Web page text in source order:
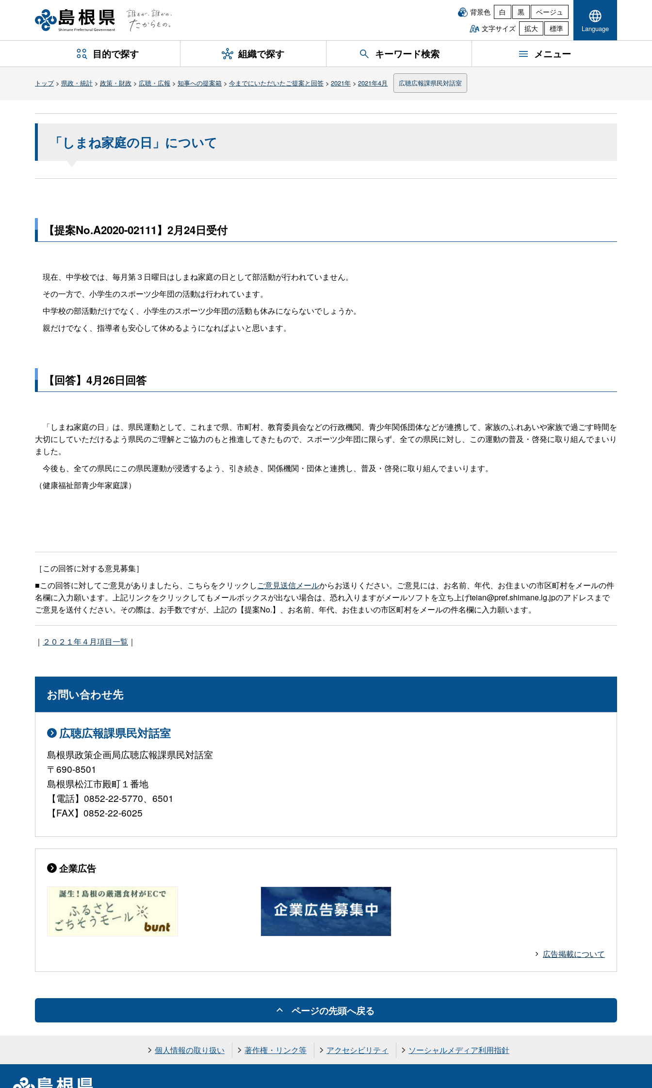
背景色 白 黒
ベージュ
文字サイズ
拡大 標準 Language
目的で探す 組織で探す キーワード検索 メニュー
トップ> 県政・統計 > 政策・財政 > 広聴・広報 > 知事への提案箱 > 今までにいただいたご提案と回答 > 2021年 > 2021年4月 広聴広報課県民対話室
「しまね家庭の日」について
【提案No.A2020-02111】2月24日受付
現在、中学校では、毎月第３日曜日はしまね家庭の日として部活動が行われていません。
その一方で、小学生のスポーツ少年団の活動は行われています。
中学校の部活動だけでなく、小学生のスポーツ少年団の活動も休みにならないでしょうか。
親だけでなく、指導者も安心して休めるようになればよいと思います。
【回答】4月26日回答
「しまね家庭の日」は、県民運動として、これまで県、市町村、教育委員会などの行政機関、青少年関係団体などが連携して、家族のふれあいや家族で過ごす時間を
大切にしていただけるよう県民のご理解とご協力のもと推進してきたもので、スポーツ少年団に限らず、全ての県民に対し、この運動の普及・啓発に取り組んでまいり
ました。
今後も、全ての県民にこの県民運動が浸透するよう、引き続き、関係機関・団体と連携し、普及・啓発に取り組んでまいります。
（健康福祉部青少年家庭課）
［この回答に対する意見募集］
■この回答に対してご意見がありましたら、こちらをクリックしご意見送信メールからお送りください。ご意見には、お名前、年代、お住まいの市区町村をメールの件
名欄に入力願います。上記リンクをクリックしてもメールボックスが出ない場合は、恐れ入りますがメールソフトを立ち上げteian@pref.shimane.lg.jpのアドレスまで
ご意見を送付ください。その際は、お手数ですが、上記の【提案No.】、お名前、年代、お住まいの市区町村をメールの件名欄に入力願います。
｜ ２０２１年４月項目一覧 ｜
お問い合わせ先
広聴広報課県民対話室
島根県政策企画局広聴広報課県民対話室
〒690-8501
島根県松江市殿町１番地
【電話】0852-22-5770、6501
【FAX】0852-22-6025
企業広告
広告掲載について
ページの先頭へ戻る
個人情報の取り扱い 著作権・リンク等 アクセシビリティ ソーシャルメディア利用指針